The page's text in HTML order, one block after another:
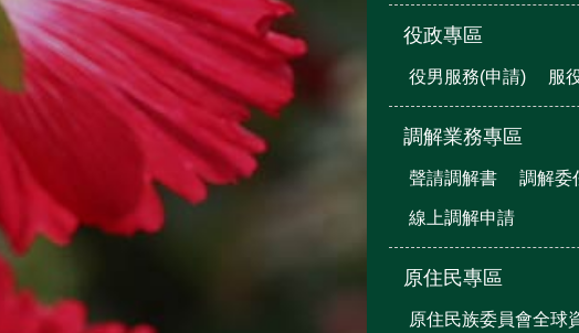
役政專區
役男服務(申請) 服
調解業務專區
聲請調解書 調解委
線上調解申請
原住民專區
原住民族委員會全球